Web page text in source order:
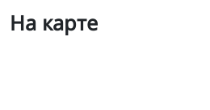
На карте